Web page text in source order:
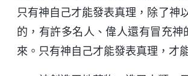
只有神自己才能發表真理，除了神
的，有許多名人、偉人還有冒充
來。只有神自己才能發表真理，才